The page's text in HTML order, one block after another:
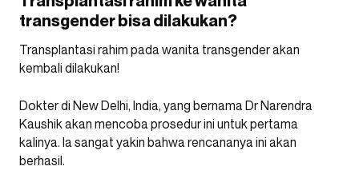
transgender bisa dilakukan?
Transplantasi rahim pada wanita transgender akan
kembali dilakukan!
Dokter di New Delhi, India, yang bernama Dr Narendra
Kaushik akan mencoba prosedur ini untuk pertama
kalinya. Ia sangat yakin bahwa rencananya ini akan
berhasil.